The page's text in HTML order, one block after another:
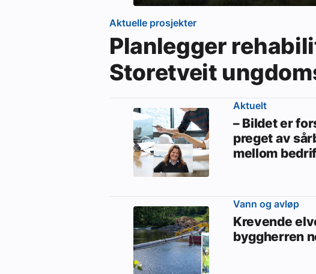
Aktuelle prosjekter
Planlegger
Storetveit
Aktuelt
– Bildet er
preget av
mellom
Vann og avløp
Krevende
byggherren